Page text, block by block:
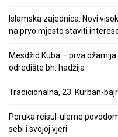
Islamska zajednica: Novi
na prvo mjesto staviti
Mesdžid Kuba – prva
odredište bh. hadžija
Tradicionalna, 23. Kurban-
Poruka reisul-uleme
sebi i svojoj vjeri